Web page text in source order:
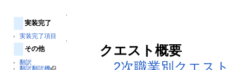
↑
実装完了
実装完了項目
↑
その他
翻訳
翻訳翻訳機
クエスト概要